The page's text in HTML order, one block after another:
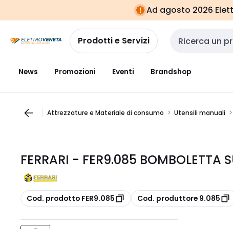
navigazionealla
pagina
Ad agosto 2026
Prodotti e Servizi Cerca input
News Promozioni Eventi Brandshop
Attrezzature e Materiale di consumo Utensili manuali
FERRARI - FER9.085 BOMBOLETTA
copia
Cod. prodotto FER9.085 copia
Cod. produttore 9.085